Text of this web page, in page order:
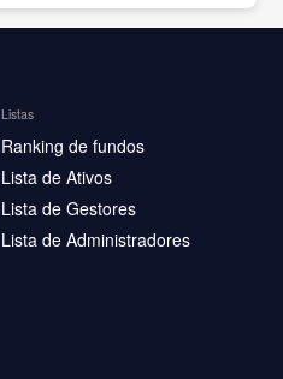
Listas
Ranking de fundos
Lista de Ativos
Lista de Gestores
Lista de Administradores